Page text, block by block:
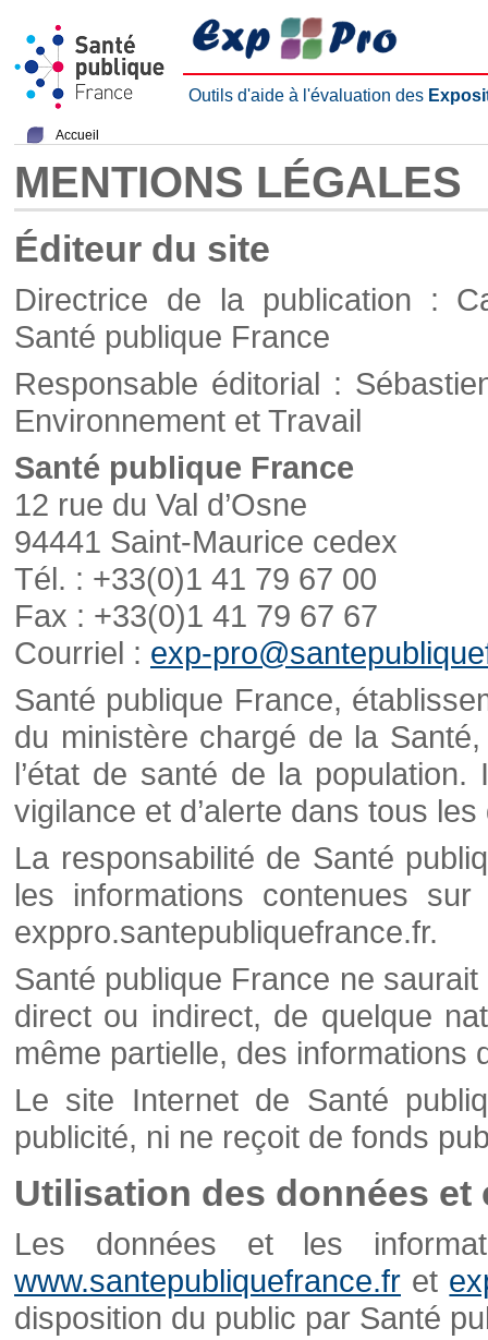
Outils d'aide à l'évaluation des
Accueil
MENTIONS LÉGALES
Éditeur du site
Directrice de la publication :
Santé publique France
Responsable éditorial :
Environnement et Travail
Santé publique France
12 rue du Val d’Osne
94441 Saint-Maurice cedex
Tél. : +33(0)1 41 79 67 00
Fax : +33(0)1 41 79 67 67
Courriel : exp-
Santé publique France,
du ministère chargé de la
l’état de santé de la
vigilance et d’alerte dans tous
La responsabilité de Santé
les informations contenues
exppro.santepubliquefrance.fr.
Santé publique France ne
direct ou indirect, de quelque
même partielle, des informations
Le site Internet de Santé
publicité, ni ne reçoit de fonds
Utilisation des données et
Les données et les
www.santepubliquefrance.fr et
disposition du public par Santé